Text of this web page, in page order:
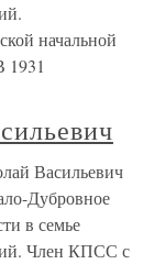
начальной
1931
Васильевич
Дубровное
в семье
Член КПСС с